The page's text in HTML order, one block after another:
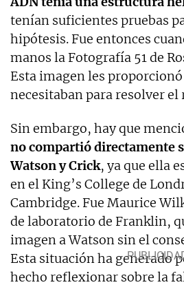
tenían suficientes pruebas
hipótesis. Fue entonces
manos la Fotografía 51 de
Esta imagen les proporcionó
necesitaban para resolver el
Sin embargo, hay que
no compartió directamente
Watson y Crick, ya que ella
en el King’s College de
Cambridge. Fue Maurice
de laboratorio de Franklin,
imagen a Watson sin el
Esta situación ha generado
hecho reflexionar sobre la